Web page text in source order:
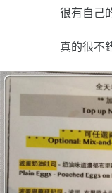
很有自己
真的很不